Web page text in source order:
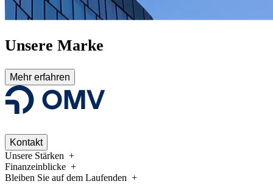
Unsere Marke
Mehr erfahren
Kontakt
Unsere Stärken
Finanzeinblicke
Bleiben Sie auf dem Laufenden